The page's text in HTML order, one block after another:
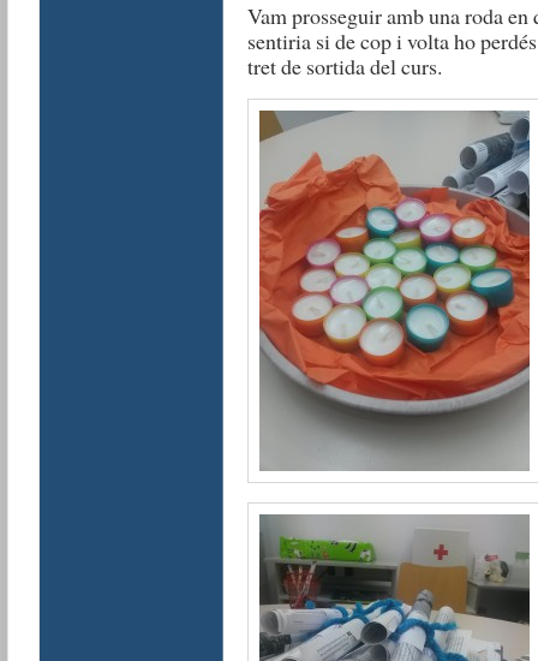
Vam prosseguir amb una roda en
sentiria si de cop i volta ho
tret de sortida del curs.